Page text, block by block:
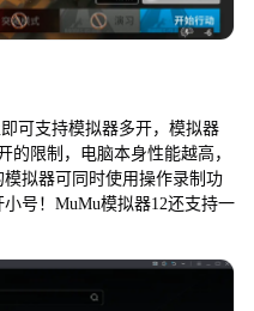
可支持模拟器多开，模拟器
的限制，电脑本身性能越高，
拟器可同时使用操作录制功
号！MuMu模拟器12还支持一